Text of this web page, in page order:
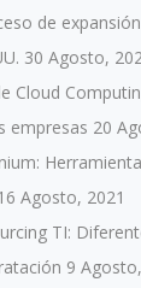
de
30 Agosto,
Cloud
empresas 20
Agosto, 2021
TI:
9